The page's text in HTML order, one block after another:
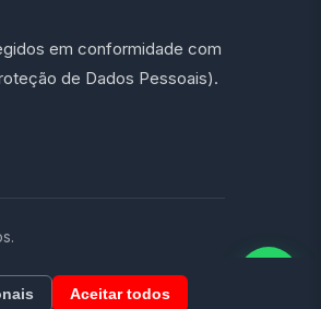
em conformidade com
de Dados Pessoais).
Aceitar todos